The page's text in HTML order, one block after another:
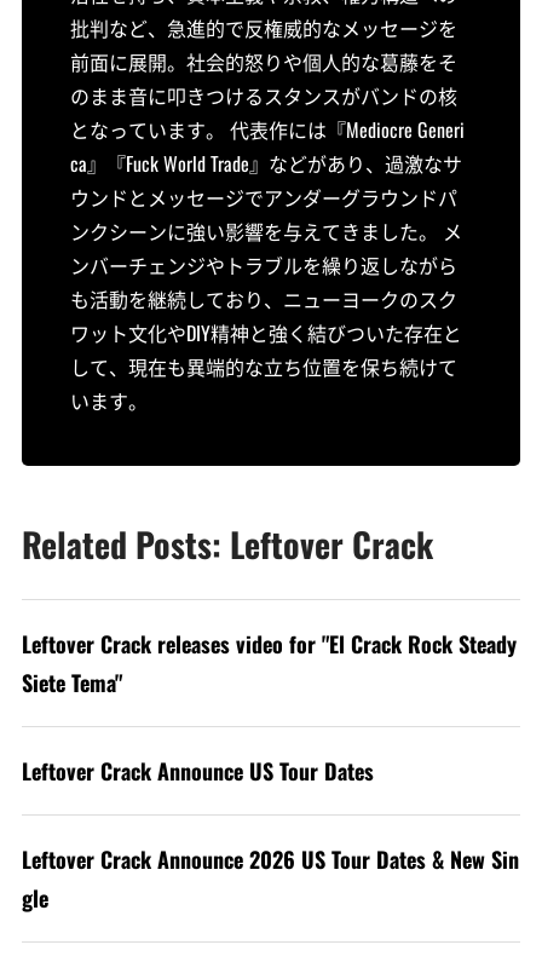
批判など、急進的で反権威的なメッセージを
前面に展開。社会的怒りや個人的な葛藤をそ
のまま音に叩きつけるスタンスがバンドの核
となっています。 代表作には『Mediocre Generi
ca』『Fuck World Trade』などがあり、過激なサ
ウンドとメッセージでアンダーグラウンドパ
ンクシーンに強い影響を与えてきました。 メ
ンバーチェンジやトラブルを繰り返しながら
も活動を継続しており、ニューヨークのスク
ワット文化やDIY精神と強く結びついた存在と
して、現在も異端的な立ち位置を保ち続けて
います。
Related Posts: Leftover Crack
Leftover Crack releases video for "El Crack Rock Steady
Siete Tema"
Leftover Crack Announce US Tour Dates
Leftover Crack Announce 2026 US Tour Dates & New Sin
gle